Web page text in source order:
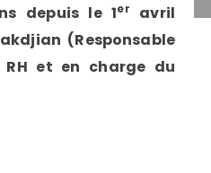
depuis le 1er
avril
(Responsable
RH et en charge du